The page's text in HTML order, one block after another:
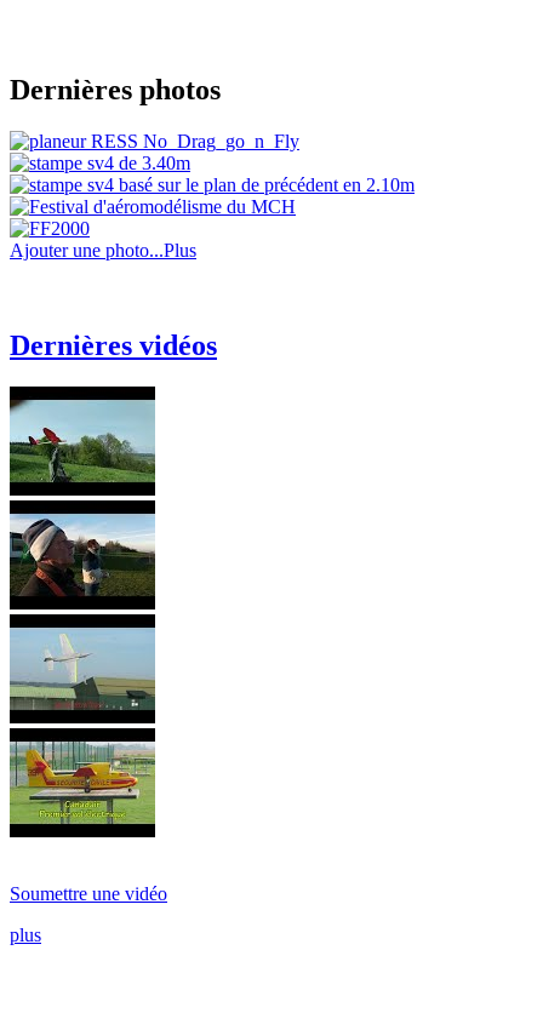
Dernières photos
Ajouter une photo...Plus
Dernières vidéos
Soumettre une vidéo
plus